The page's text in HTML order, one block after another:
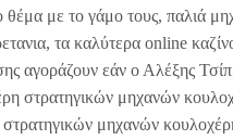
θέμα με το γάμο τους, παλιά
τα καλύτερα online
αγοράζουν εάν ο Αλέξης
στρατηγικών μηχανών
μηχανών